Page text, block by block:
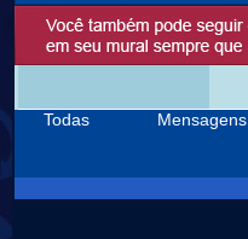
Todas Mensagens